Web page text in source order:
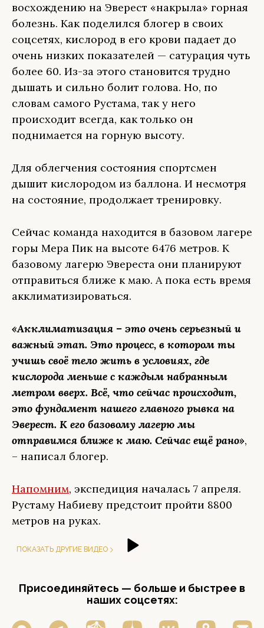
восхождению на Эверест «накрыла» горная
болезнь. Как поделился блогер в своих
соцсетях, кислород в его крови падает до
очень низких показателей — сатурация чуть
более 60. Из-за этого становится трудно
дышать и сильно болит голова. Но, по
словам самого Рустама, так у него
происходит всегда, как только он
поднимается на горную высоту.
Для облегчения состояния спортсмен
дышит кислородом из баллона. И несмотря
на состояние, продолжает тренировку.
Сейчас команда находится в базовом лагере
горы Мера Пик на высоте 6476 метров. К
базовому лагерю Эвереста они планируют
отправиться ближе к маю. А пока есть время
акклиматизироваться.
«Акклиматизация – это очень серьезный и
важный этап. Это процесс, в котором ты
учишь своё тело жить в условиях, где
кислорода меньше с каждым набранным
метром вверх. Всё, что сейчас происходит,
это фундамент нашего главного рывка на
Эверест. К его базовому лагерю мы
отправимся ближе к маю. Сейчас ещё рано»,
– написал блогер.
Напомним, экспедиция началась 7 апреля.
Рустаму Набиеву предстоит пройти 8800
метров на руках.
ПОКАЗАТЬ ДРУГИЕ ВИДЕО
Присоединяйтесь — больше и быстрее в
наших соцсетях: